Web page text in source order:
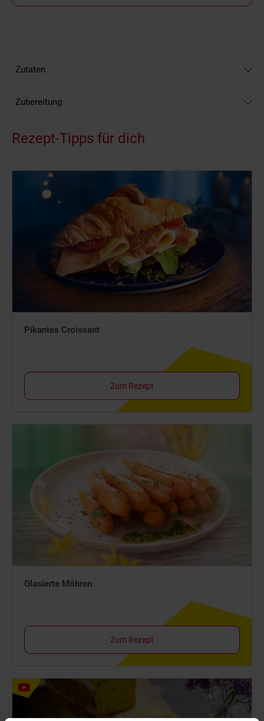
Zutaten
Zubereitung
Rezept-Tipps für dich
Pikantes Croissant
Zum Rezept
Glasierte Möhren
Zum Rezept